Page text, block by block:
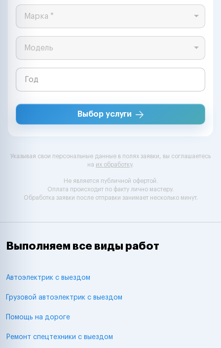
Марка *
Модель
Выбор услуги
Указывая свои персональные данные в полях заявки, вы соглашаетесь
на их обработку.
Не является публичной офертой.
Оплата происходит по факту лично мастеру.
Обработка заявки после отправки занимает несколько минут.
Выполняем все виды работ
Автоэлектрик с выездом
Грузовой автоэлектрик с выездом
Помощь на дороге
Ремонт спецтехники с выездом